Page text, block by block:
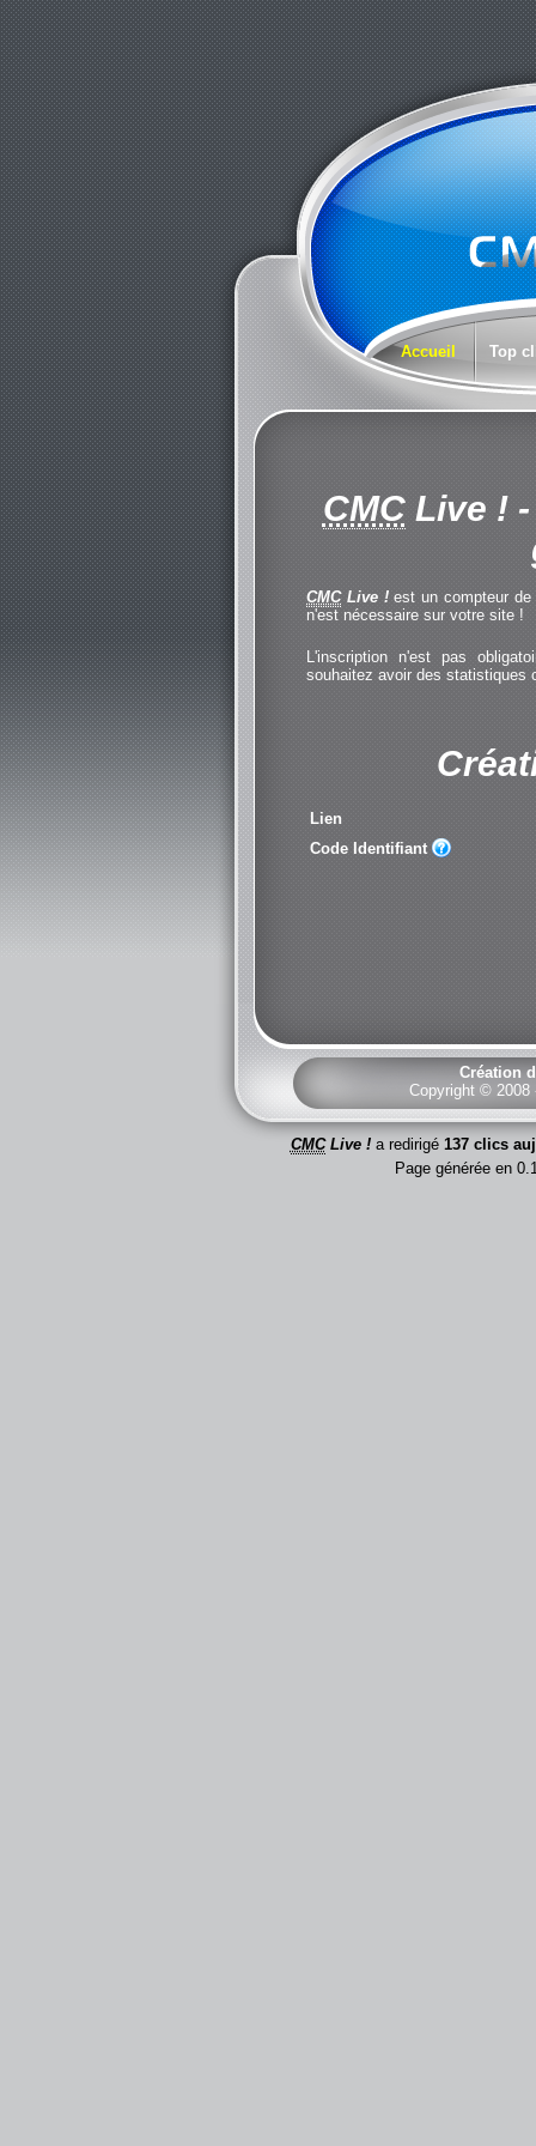
Accueil Top
CMCLive !-
CMCLive !est un compteur de
n'est nécessaire sur votre site !
L'inscription n'est pas
souhaitez avoir des statistiques
Lien
Code Identifiant
Création
Copyright © 2008
CMCLive !a redirigé 137 clics
Page générée en